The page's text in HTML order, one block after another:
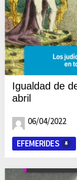
Igualdad de
abril
06/04/2022
EFEMERIDES